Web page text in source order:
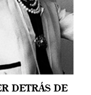
DETRÁS DE